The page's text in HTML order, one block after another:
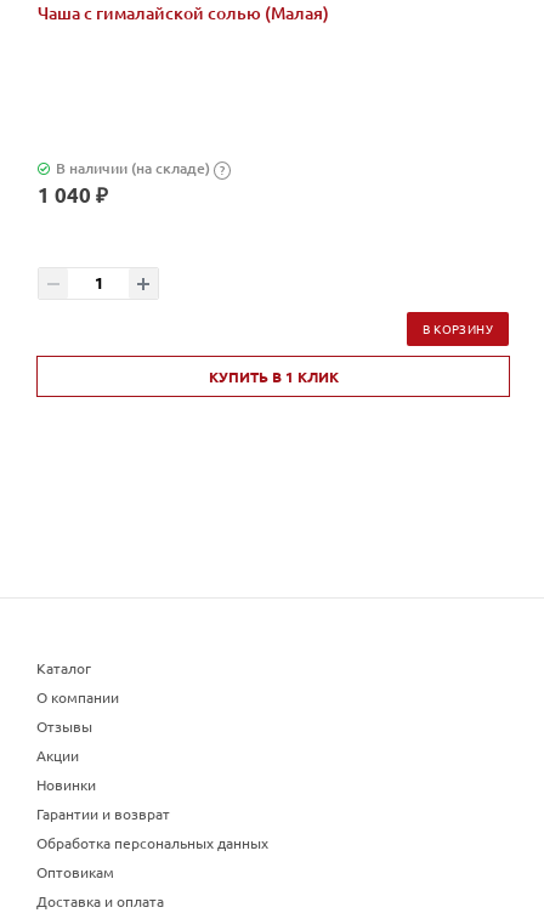
Чаша с гималайской солью (Малая)
В наличии (на складе) ?
1 040 ₽
В КОРЗИНУ
КУПИТЬ В 1 КЛИК
Каталог
О компании
Отзывы
Акции
Новинки
Гарантии и возврат
Обработка персональных данных
Оптовикам
Доставка и оплата